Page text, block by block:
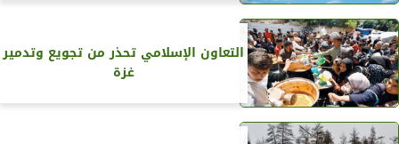
التعاون الإسلامي تحذر من تجويع وتدمير
غزة